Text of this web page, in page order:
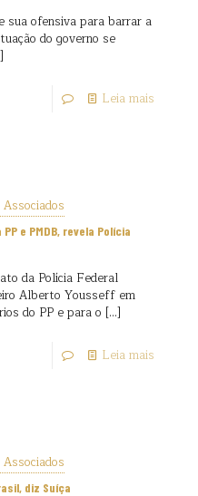
sua ofensiva para barrar a
do governo se
Leia mais
e PMDB, revela Polícia
da Polícia Federal
Alberto Yousseff em
do PP e para o […]
Leia mais
diz Suíça